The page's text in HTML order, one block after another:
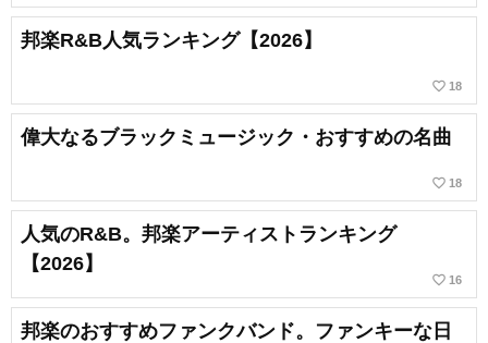
邦楽R&B人気ランキング【2026】
favorite_border 18
偉大なるブラックミュージック・おすすめの名曲
favorite_border 18
人気のR&B。邦楽アーティストランキング
【2026】
favorite_border 16
邦楽のおすすめファンクバンド。ファンキーな日